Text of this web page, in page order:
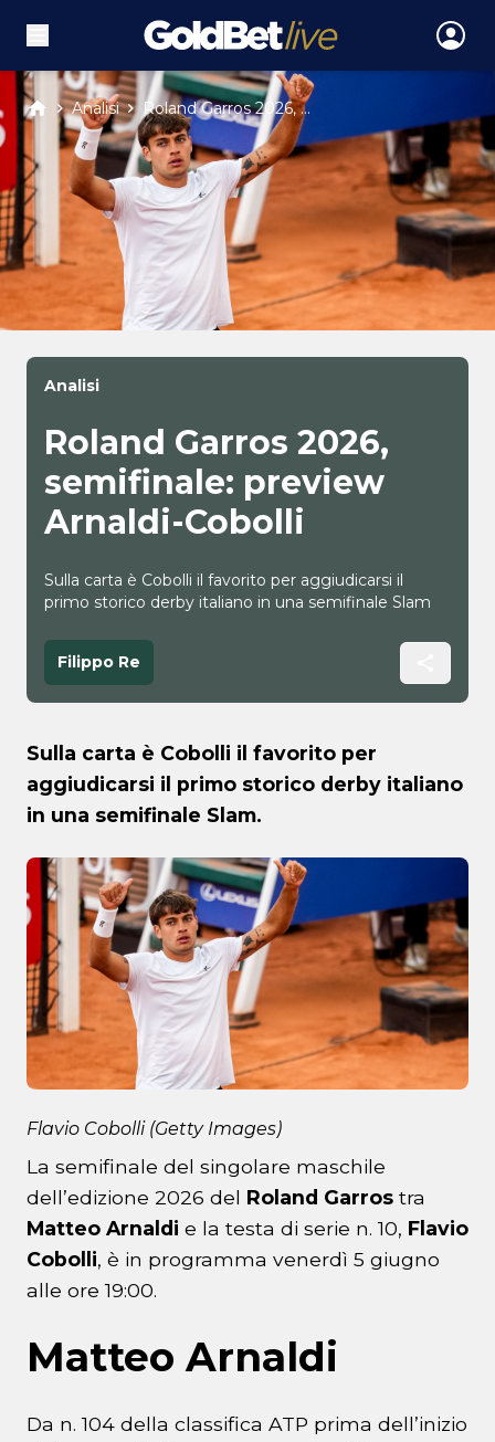
Analisi Roland Garros 2026, ...
Analisi
Roland Garros 2026,
semifinale: preview
Arnaldi-Cobolli
Sulla carta è Cobolli il favorito per aggiudicarsi il
primo storico derby italiano in una semifinale Slam
Filippo Re
Sulla carta è Cobolli il favorito per
aggiudicarsi il primo storico derby italiano
in una semifinale Slam.
Flavio Cobolli (Getty Images)
La semifinale del singolare maschile
dell’edizione 2026 del Roland Garros tra
Matteo Arnaldi e la testa di serie n. 10, Flavio
Cobolli, è in programma venerdì 5 giugno
alle ore 19:00.
Matteo Arnaldi
Da n. 104 della classifica ATP prima dell’inizio